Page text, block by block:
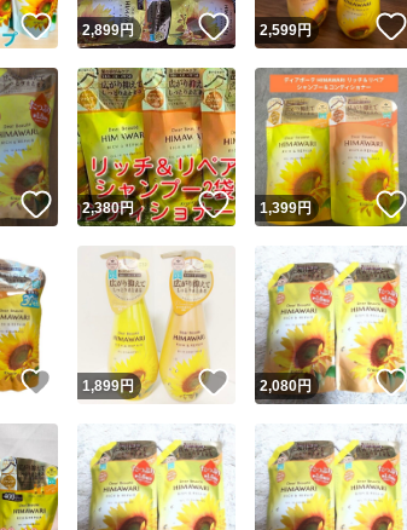
いいね！
2,899円 いいね！
2,599円
いいね！
2,380円 いいね！
1,399円
いいね！
1,899円 いいね！
2,080円